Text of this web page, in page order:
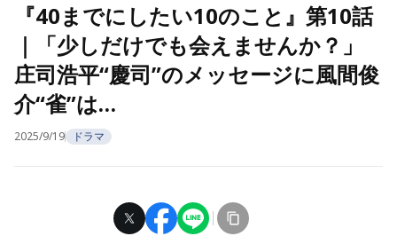
『40までにしたい10のこと』第10話
｜「少しだけでも会えませんか？」
庄司浩平“慶司”のメッセージに風間俊
介“雀”は…
2025/9/19 ドラマ